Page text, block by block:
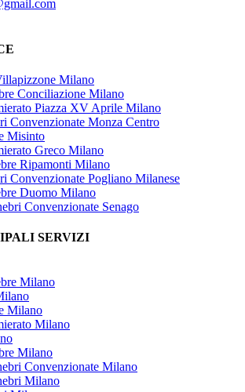
Milano
Conciliazione Milano
Piazza XV Aprile Milano
Convenzionate Monza Centro
Misinto
Greco Milano
Ripamonti Milano
Convenzionate Pogliano Milanese
Duomo Milano
Convenzionate Senago
SERVIZI
Milano
Milano
Milano
Milano
Convenzionate Milano
Milano